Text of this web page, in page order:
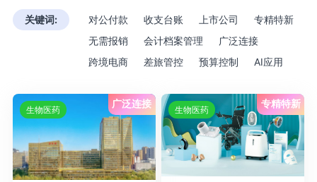
关键词: 对公付款 收支台账 上市公司
专精特新
无需报销
会计档案管理
广泛连接
跨境电商
差旅管控 预算控制 AI应用
广泛连接
生物医药
专精特新
生物医药